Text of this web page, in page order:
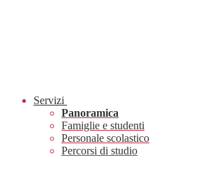
Servizi
Panoramica
Famiglie e studenti
Personale scolastico
Percorsi di studio